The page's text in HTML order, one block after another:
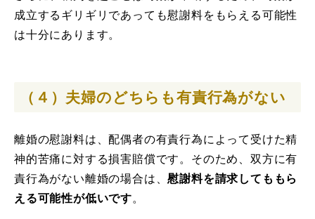
成立するギリギリであっても慰謝料をもらえる可能性
は十分にあります。
（４）夫婦のどちらも有責行為がない
離婚の慰謝料は、配偶者の有責行為によって受けた精
神的苦痛に対する損害賠償です。そのため、双方に有
責行為がない離婚の場合は、慰謝料を請求してももら
える可能性が低いです。